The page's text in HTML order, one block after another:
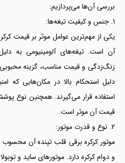
بررسی آن‌ها می‌پردازیم:
یکی از مهم‌ترین عوامل موثر بر قیمت
آن است. تیغه‌های آلومینیومی به
زنگ‌زدگی و قیمت مناسب، گزینه محبوبی
دلیل استحکام بالا در مکان‌هایی که
استفاده قرار می‌گیرند. همچنین نوع
قیمت آن موثر است.
موتور کرکره برقی قلب تپنده آن
و دوام کرکره دارد. موتورهای ساید و